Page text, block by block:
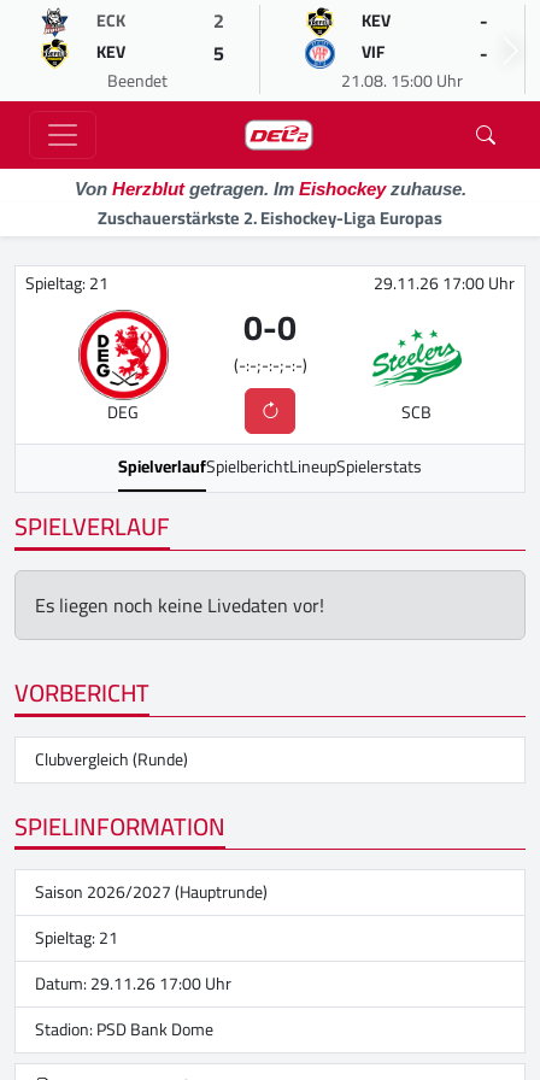
ECK 2
KEV 5
Beendet
KEV -
VIF -
21.08. 15:00 Uhr
Von Herzblutgetragen. Im Eishockeyzuhause.
Zuschauerstärkste 2. Eishockey-Liga Europas
Spieltag: 21 29.11.26 17:00 Uhr
DEG
0-0
(-:-;-:-;-:-)
SCB
SpielverlaufSpielberichtLineupSpielerstats
SPIELVERLAUF
Es liegen noch keine Livedaten vor!
VORBERICHT
Clubvergleich (Runde)
SPIELINFORMATION
Saison 2026/2027 (Hauptrunde)
Spieltag: 21
Datum: 29.11.26 17:00 Uhr
Stadion:PSD Bank Dome